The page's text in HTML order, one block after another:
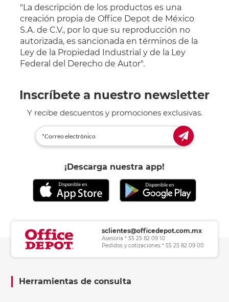
"La descripción de los productos es una
creación propia de Office Depot de México
S.A. de C.V., por lo que su reproducción no
autorizada, es sancionada en términos de la
Ley de la Propiedad Industrial y de la Ley
Federal del Derecho de Autor".
Inscríbete a nuestro newsletter
Y recibe descuentos y promociones exclusivas.
¡Descarga nuestra app!
sclientes@officedepot.com.mx
Asesoría * 55 25 82 09 10
Pedidos y cotizaciones * 55 25 82 09 00
Herramientas de consulta